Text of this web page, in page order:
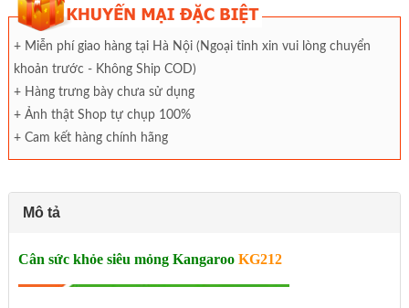
+ Miễn phí giao hàng tại Hà Nội (Ngoại tỉnh xin vui lòng chuyển
khoản trước - Không Ship COD)
+ Hàng trưng bày chưa sử dụng
+ Ảnh thật Shop tự chụp 100%
+ Cam kết hàng chính hãng
Mô tả
Cân sức khỏe siêu mỏng Kangaroo KG212